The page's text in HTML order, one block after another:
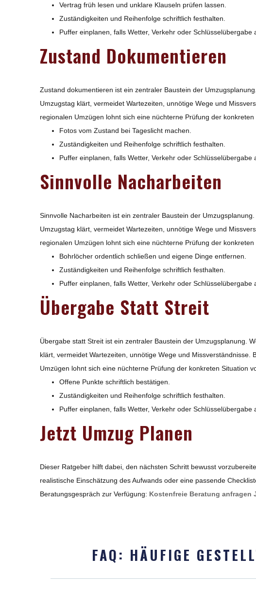
Vertrag früh lesen und unklare Klauseln prüfen lassen.
Zuständigkeiten und Reihenfolge schriftlich festhalten.
Puffer einplanen, falls Wetter, Verkehr oder Schlüsselübergabe
Zustand Dokumentieren
Zustand dokumentieren ist ein zentraler Baustein der
Umzugstag klärt, vermeidet Wartezeiten, unnötige Wege und
regionalen Umzügen lohnt sich eine nüchterne Prüfung der konkreten
Fotos vom Zustand bei Tageslicht machen.
Zuständigkeiten und Reihenfolge schriftlich festhalten.
Puffer einplanen, falls Wetter, Verkehr oder Schlüsselübergabe
Sinnvolle Nacharbeiten
Sinnvolle Nacharbeiten ist ein zentraler Baustein der
Umzugstag klärt, vermeidet Wartezeiten, unnötige Wege und
regionalen Umzügen lohnt sich eine nüchterne Prüfung der konkreten
Bohrlöcher ordentlich schließen und eigene Dinge entfernen.
Zuständigkeiten und Reihenfolge schriftlich festhalten.
Puffer einplanen, falls Wetter, Verkehr oder Schlüsselübergabe
Übergabe Statt Streit
Übergabe statt Streit ist ein zentraler Baustein der Umzugsplanung.
klärt, vermeidet Wartezeiten, unnötige Wege und Missverständnisse.
Umzügen lohnt sich eine nüchterne Prüfung der konkreten Situation
Offene Punkte schriftlich bestätigen.
Zuständigkeiten und Reihenfolge schriftlich festhalten.
Puffer einplanen, falls Wetter, Verkehr oder Schlüsselübergabe
Jetzt Umzug Planen
Dieser Ratgeber hilft dabei, den nächsten Schritt bewusst
realistische Einschätzung des Aufwands oder eine passende
Beratungsgespräch zur Verfügung: Kostenfreie Beratung anfragen
FAQ: HÄUFIGE